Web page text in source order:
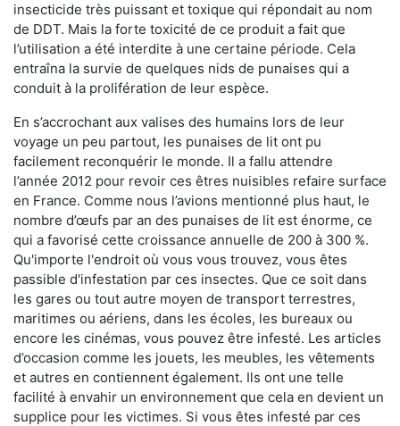
insecticide très puissant et toxique qui répondait au nom
de DDT. Mais la forte toxicité de ce produit a fait que
l’utilisation a été interdite à une certaine période. Cela
entraîna la survie de quelques nids de punaises qui a
conduit à la prolifération de leur espèce.
En s’accrochant aux valises des humains lors de leur
voyage un peu partout, les punaises de lit ont pu
facilement reconquérir le monde. Il a fallu attendre
l’année 2012 pour revoir ces êtres nuisibles refaire surface
en France. Comme nous l’avions mentionné plus haut, le
nombre d’œufs par an des punaises de lit est énorme, ce
qui a favorisé cette croissance annuelle de 200 à 300 %.
Qu'importe l'endroit où vous vous trouvez, vous êtes
passible d'infestation par ces insectes. Que ce soit dans
les gares ou tout autre moyen de transport terrestres,
maritimes ou aériens, dans les écoles, les bureaux ou
encore les cinémas, vous pouvez être infesté. Les articles
d’occasion comme les jouets, les meubles, les vêtements
et autres en contiennent également. Ils ont une telle
facilité à envahir un environnement que cela en devient un
supplice pour les victimes. Si vous êtes infesté par ces